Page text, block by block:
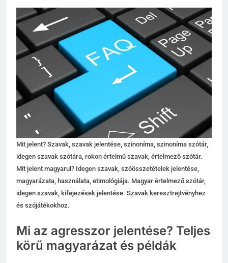
Mit jelent? Szavak, szavak jelentése, szinoníma, szinoníma szótár,
idegen szavak szótára, rokon értelmű szavak, értelmező szótár.
Mit jelent magyarul? Idegen szavak, szóösszetételek jelentése,
magyarázata, használata, etimológiája. Magyar értelmező szótár,
idegen szavak, kifejezések jelentése. Szavak keresztrejtvényhez
és szójátékokhoz.
Mi az agresszor jelentése? Teljes
körű magyarázat és példák